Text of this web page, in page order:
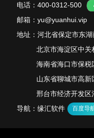
电话：400-0312-500
邮箱：yu@yuanhui.vip
地址：河北省保定市东
北京市海淀区中关村
海南省海口市保税
山东省聊城市高新区
邢台市经济开发区河
导航：缘汇软件
百度导